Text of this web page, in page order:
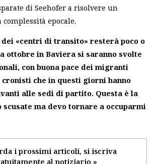
di Seehofer a risolvere un
epocale.
«centri di transito» resterà poco o
ottobre in Baviera si saranno svolte
con buona pace dei migranti
che in questi giorni hanno
alle sedi di partito. Questa è la
scusate ma devo tornare a occuparmi
i prossimi articoli, si iscriva
al notiziario »